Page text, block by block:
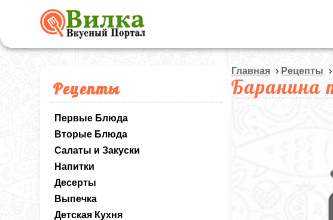
Рецепты
Первые Блюда
Вторые Блюда
Салаты и Закуски
Напитки
Десерты
Выпечка
Детская Кухня
Главная › Рецепты ›
Баранина